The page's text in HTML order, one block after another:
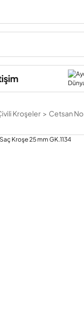
Kroşeler Cetsan